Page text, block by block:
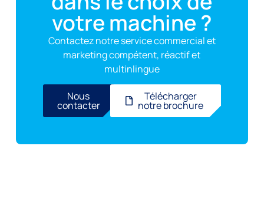
votre machine ?
Contactez notre service commercial et
marketing compétent, réactif et
multinlingue
Nous
contacter
Télécharger
notre brochure